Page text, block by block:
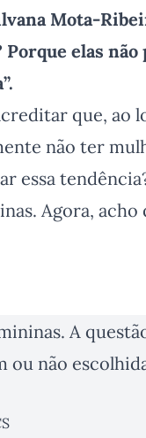
Mota-
elas
que, ao
não ter
essa
Agora, acho
A
ou não